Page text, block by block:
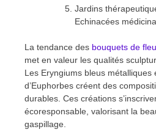
Jardins
Echinacées
La tendance des bouquets de
met en valeur les qualités
Les Eryngiums bleus métalliques
d’Euphorbes créent des
durables. Ces créations
écoresponsable, valorisant la
gaspillage.